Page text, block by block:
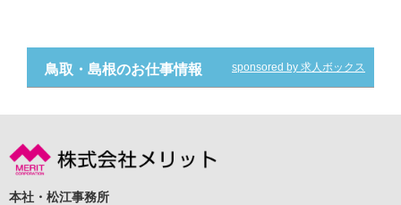
鳥取・島根のお仕事情報 sponsored by 求人ボックス
本社・松江事務所